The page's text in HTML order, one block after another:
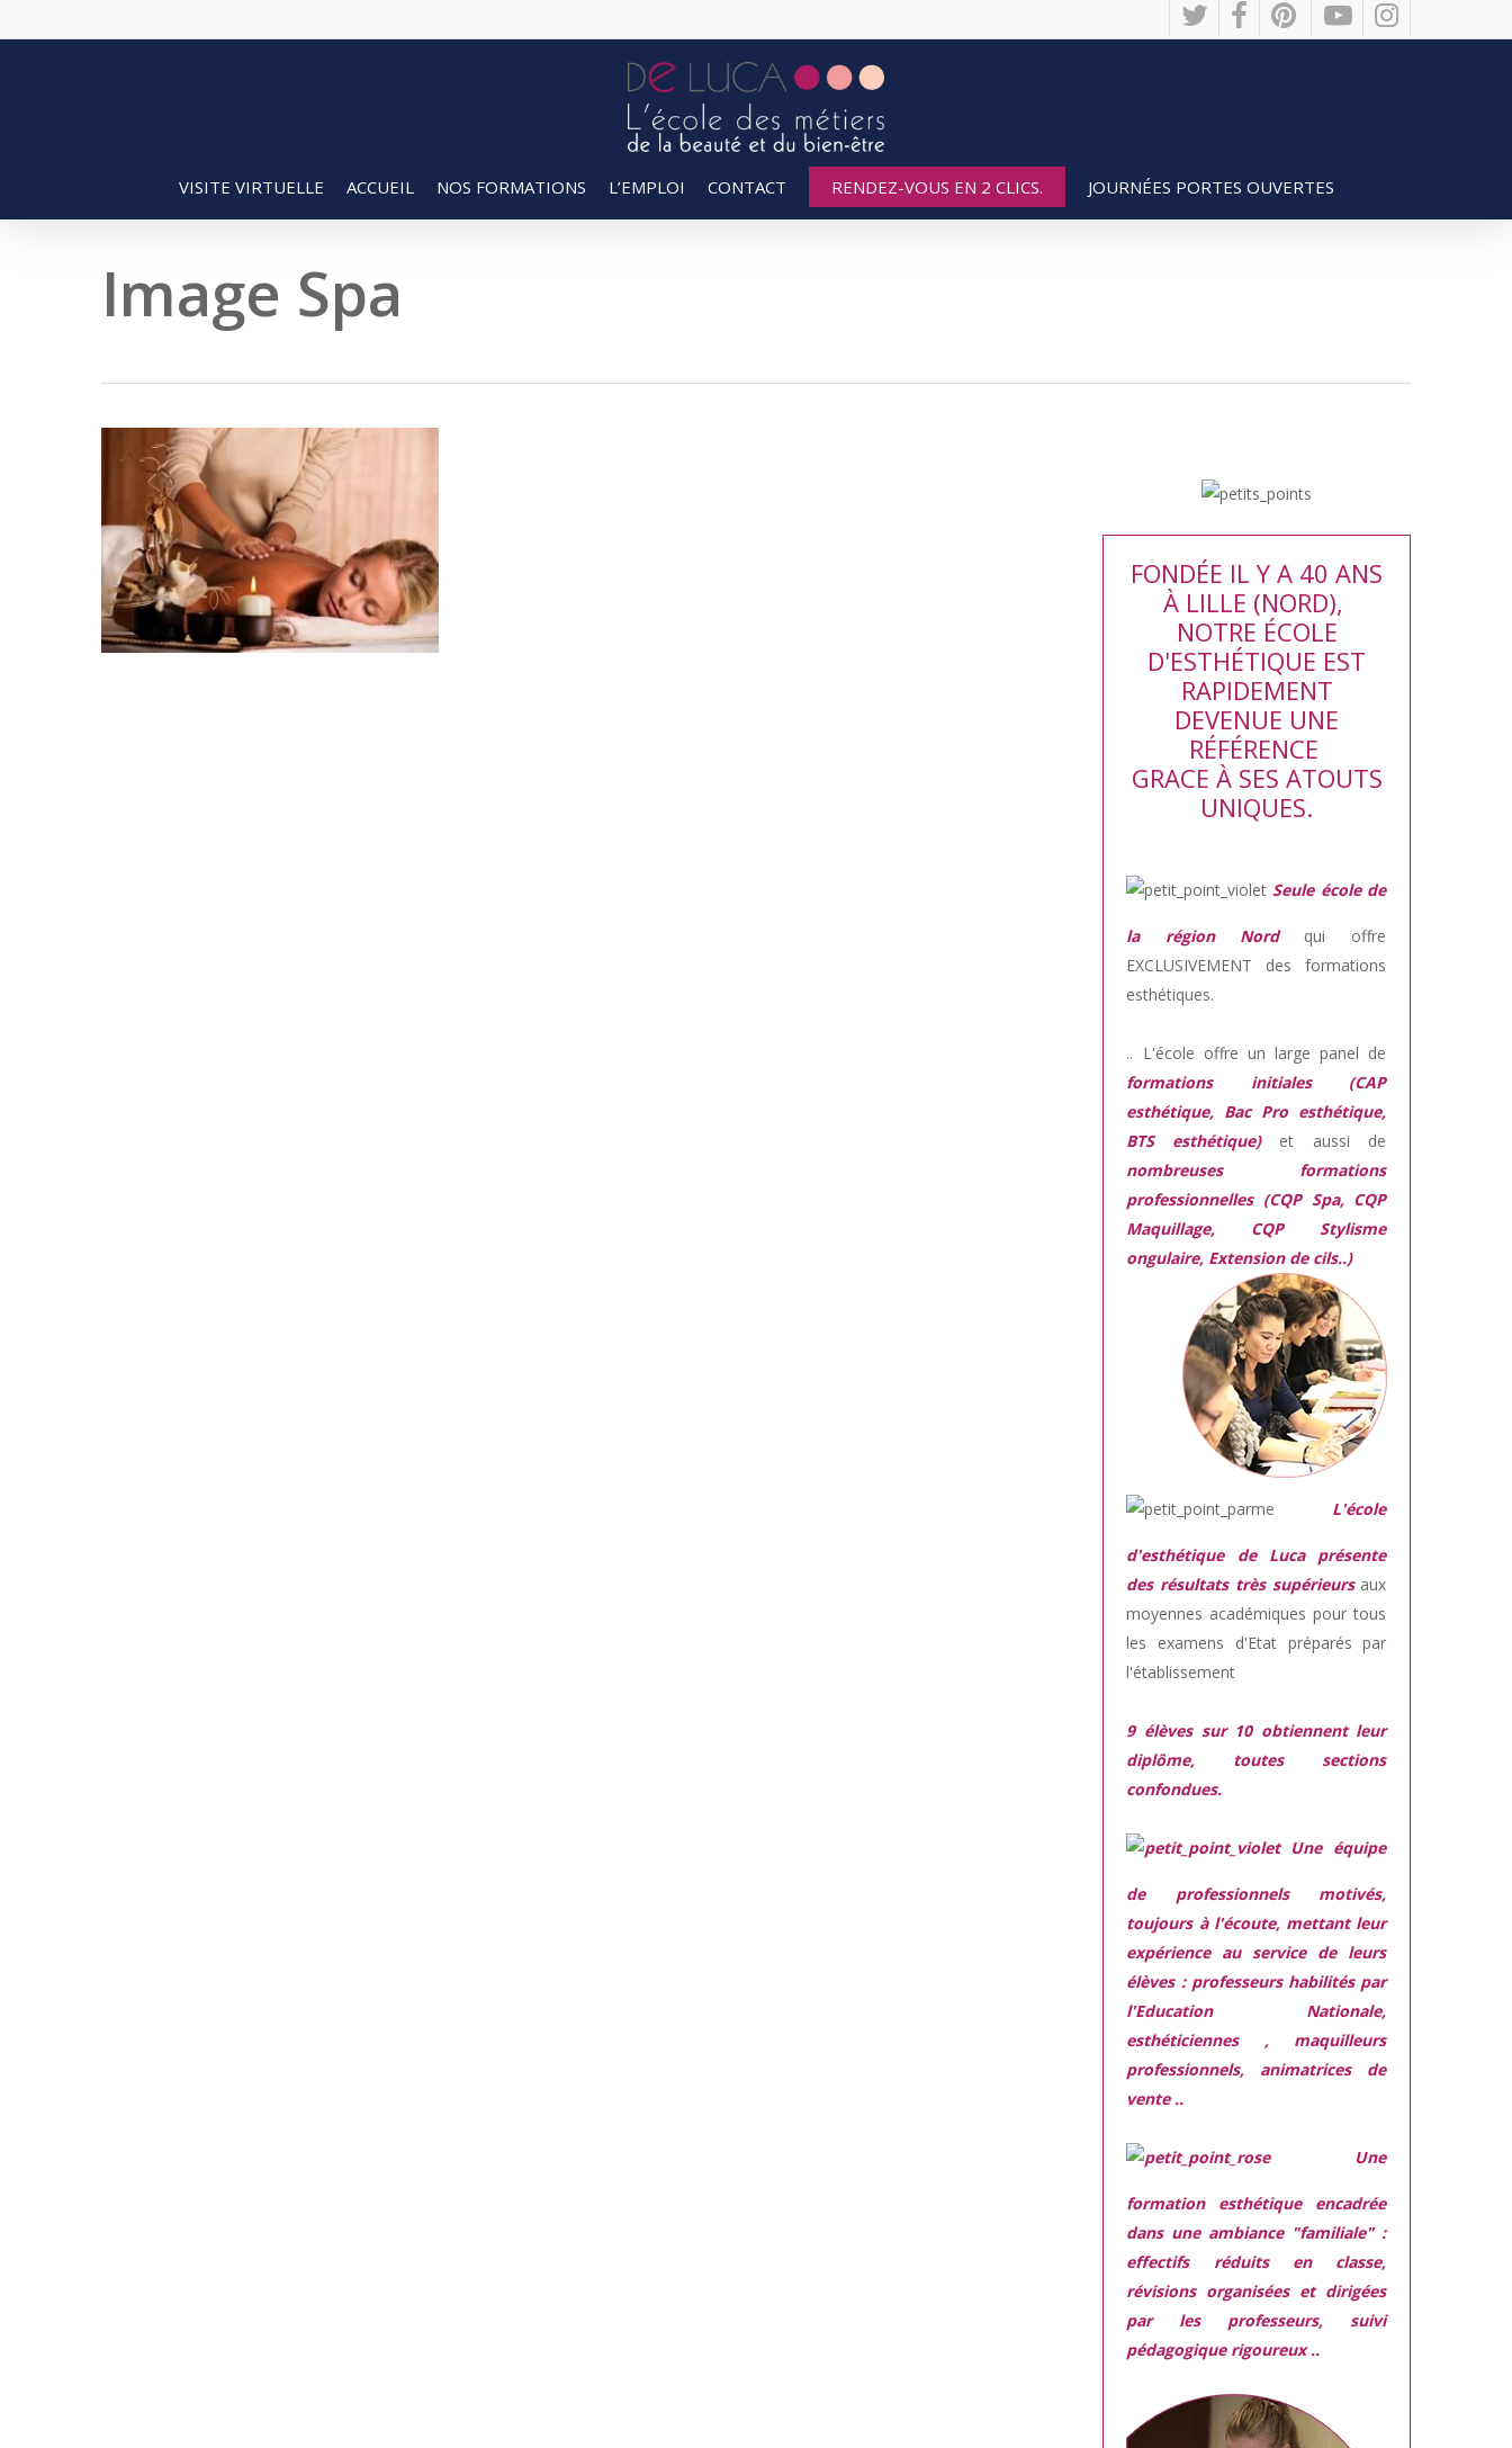
to
twitter facebookpinterestyoutubeinstagram
VISITE VIRTUELLE ACCUEIL NOS FORMATIONS L’EMPLOI CONTACT RENDEZ-VOUS EN 2 CLICS. JOURNÉES PORTES OUVERTES
Image Spa
FONDÉE IL Y A 40 ANS
À LILLE (NORD),
NOTRE ÉCOLE
D'ESTHÉTIQUE EST
RAPIDEMENT
DEVENUE UNE
RÉFÉRENCE
GRACE À SES ATOUTS
UNIQUES.
Seule école de
la région Nord qui offre
EXCLUSIVEMENT des formations
esthétiques.
.. L'école offre un large panel de
formations initiales (CAP
esthétique, Bac Pro esthétique,
BTS esthétique) et aussi de
nombreuses formations
professionnelles (CQP Spa, CQP
Maquillage, CQP Stylisme
ongulaire, Extension de cils..)
L'école
d'esthétique de Luca présente
des résultats très supérieurs aux
moyennes académiques pour tous
les examens d'Etat préparés par
l'établissement
9 élèves sur 10 obtiennent leur
diplôme, toutes sections
confondues.
Une équipe
de professionnels motivés,
toujours à l'écoute, mettant leur
expérience au service de leurs
élèves : professeurs habilités par
l'Education Nationale,
esthéticiennes , maquilleurs
professionnels, animatrices de
vente ..
Une
formation esthétique encadrée
dans une ambiance "familiale" :
effectifs réduits en classe,
révisions organisées et dirigées
par les professeurs, suivi
pédagogique rigoureux ..